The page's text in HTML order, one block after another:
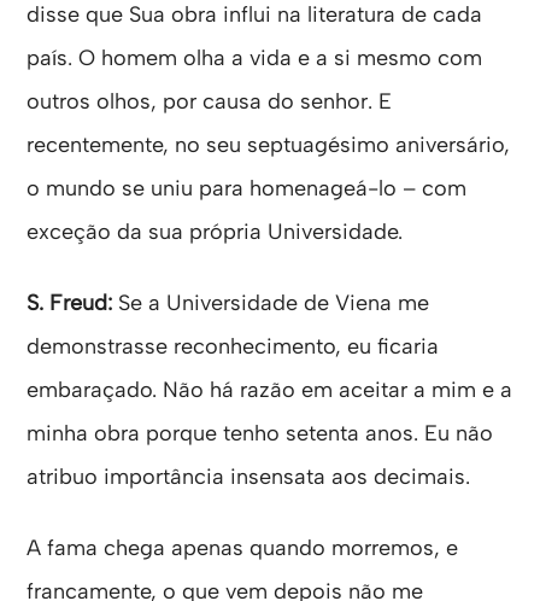
disse que Sua obra influi na literatura de cada
país. O homem olha a vida e a si mesmo com
outros olhos, por causa do senhor. E
recentemente, no seu septuagésimo aniversário,
o mundo se uniu para homenageá-lo – com
exceção da sua própria Universidade.
S. Freud: Se a Universidade de Viena me
demonstrasse reconhecimento, eu ficaria
embaraçado. Não há razão em aceitar a mim e a
minha obra porque tenho setenta anos. Eu não
atribuo importância insensata aos decimais.
A fama chega apenas quando morremos, e
francamente, o que vem depois não me